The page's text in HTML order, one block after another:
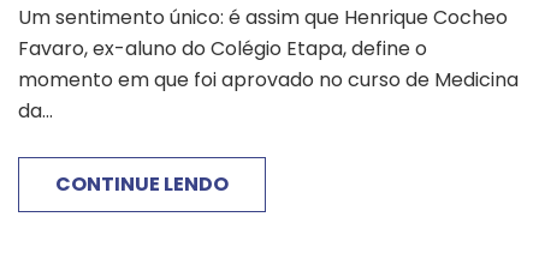
Um sentimento único: é assim que Henrique Cocheo
Favaro, ex-aluno do Colégio Etapa, define o
momento em que foi aprovado no curso de Medicina
da...
CONTINUE LENDO